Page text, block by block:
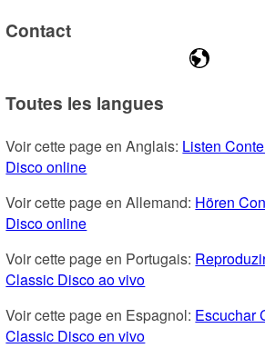
Contact
Toutes les langues
Voir cette page en Anglais: Listen
Disco online
Voir cette page en Allemand: Hören
Disco online
Voir cette page en Portugais:
Classic Disco ao vivo
Voir cette page en Espagnol: Escuchar
Classic Disco en vivo